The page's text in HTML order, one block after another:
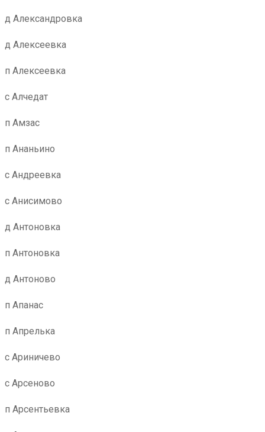
д Александровка
д Алексеевка
п Алексеевка
с Алчедат
п Амзас
п Ананьино
с Андреевка
с Анисимово
д Антоновка
п Антоновка
д Антоново
п Апанас
п Апрелька
с Ариничево
с Арсеново
п Арсентьевка